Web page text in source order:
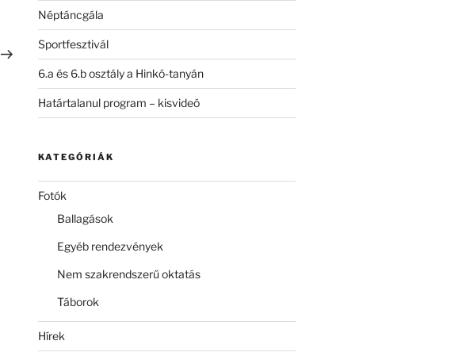
Következő
bejegyzés
Néptáncgála
Sportfesztivál
6.a és 6.b osztály a Hinkó-tanyán
Határtalanul program – kisvideó
KATEGÓRIÁK
Fotók
Ballagások
Egyéb rendezvények
Nem szakrendszerű oktatás
Táborok
Hírek